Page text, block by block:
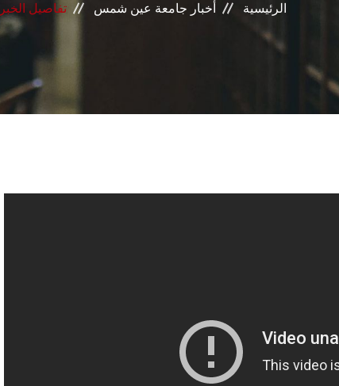
الرئيسية أخبار جامعة عين شمس تفاصيل الخبر